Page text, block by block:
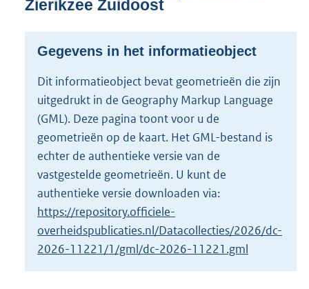
o
t
e
:
K
b
Zierikzee Zuidoost
Gegevens in het informatieobject
Dit informatieobject bevat geometrieën die zijn
uitgedrukt in de Geography Markup Language
(GML). Deze pagina toont voor u de
geometrieën op de kaart. Het GML-bestand is
echter de authentieke versie van de
vastgestelde geometrieën. U kunt de
authentieke versie downloaden via:
https://repository.officiele-
overheidspublicaties.nl/Datacollecties/2026/dc-
2026-11221/1/gml/dc-2026-11221.gml